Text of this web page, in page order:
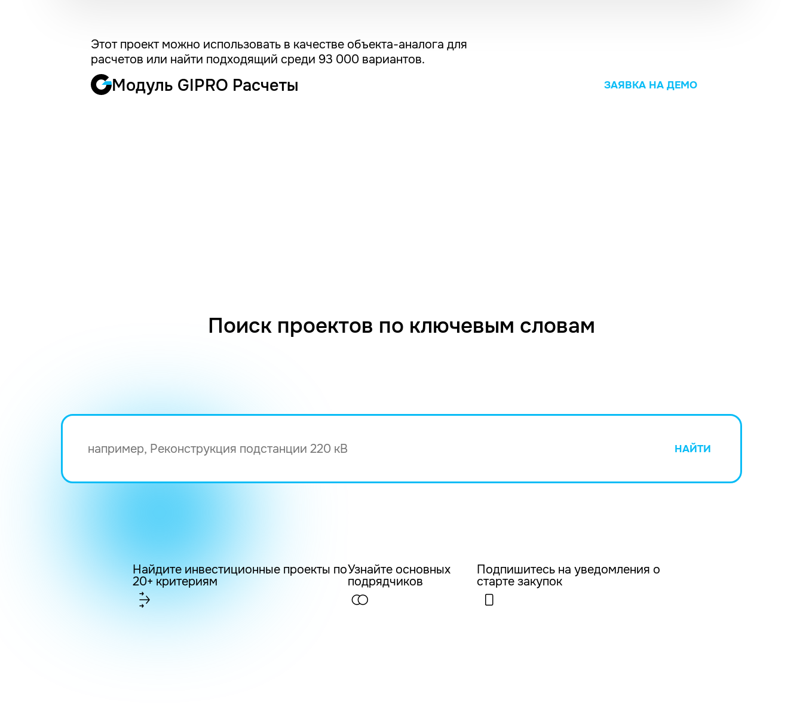
Этот проект можно использовать в качестве объекта-аналога для
расчетов или найти подходящий среди 93 000 вариантов.
Модуль GIPRO Расчеты ЗАЯВКА НА ДЕМО
Поиск проектов по ключевым словам
НАЙТИ
Найдите инвестиционные проекты по
20+ критериям
Узнайте основных
подрядчиков
Подпишитесь на уведомления о
старте закупок